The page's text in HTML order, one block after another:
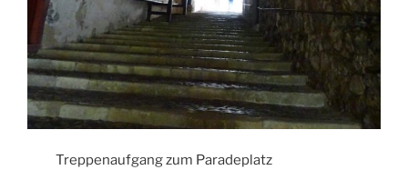
Treppenaufgang zum Paradeplatz